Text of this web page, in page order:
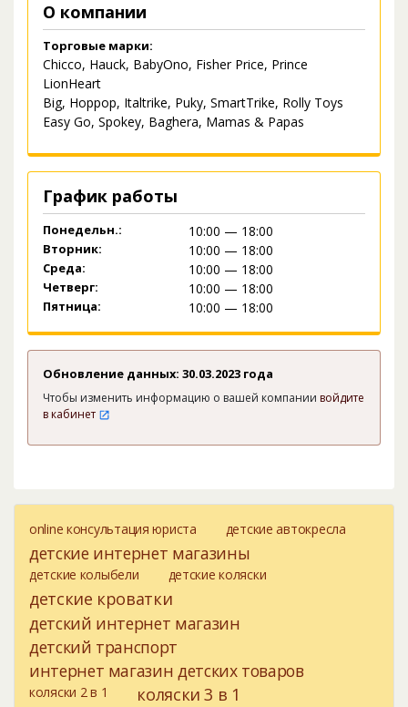
О компании
Торговые марки:
Chicco, Hauck, BabyOno, Fisher Price, Prince
LionHeart
Big, Hoppop, Italtrike, Puky, SmartTrike, Rolly Toys
Easy Go, Spokey, Baghera, Mamas & Papas
График работы
Понедельн.: 10:00 — 18:00
Вторник: 10:00 — 18:00
Среда: 10:00 — 18:00
Четверг: 10:00 — 18:00
Пятница: 10:00 — 18:00
Обновление данных: 30.03.2023 года
Чтобы изменить информацию о вашей компании войдите
в кабинет
online консультация юриста детские автокресла
детские интернет магазины
детские колыбели детские коляски
детские кроватки
детский интернет магазин
детский транспорт
интернет магазин детских товаров
коляски 2 в 1
коляски 3 в 1